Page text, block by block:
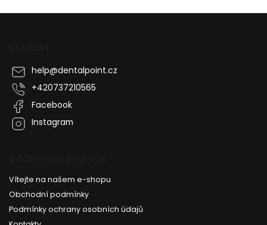
help@dentalpoint.cz
+420737210565
Facebook
Instagram
Vítejte na našem e-shopu
Obchodní podmínky
Podmínky ochrany osobních údajů